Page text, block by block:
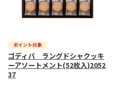
ゴディバ ラングドシャクッキ
ーアソートメント(52枚入)2052
37